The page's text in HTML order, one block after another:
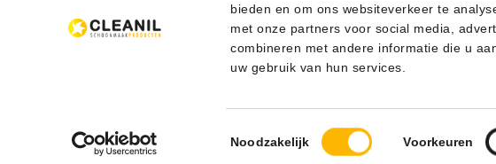
bieden en om ons websiteverkeer te
met onze partners voor social media,
combineren met andere informatie die u
uw gebruik van hun services.
Toestemmingsselectie
Noodzakelijk Voorkeuren
Unger
© 2026 Cleanil SchoonmaakproductenBezorgen en afhalen